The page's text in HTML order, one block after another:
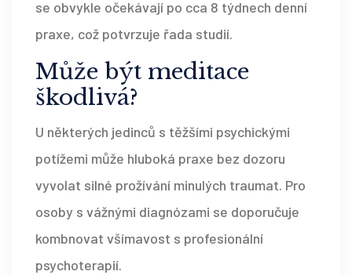
se obvykle očekávají po cca 8 týdnech denní
praxe, což potvrzuje řada studií.
Může být meditace
škodlivá?
U některých jedinců s těžšími psychickými
potížemi může hluboká praxe bez dozoru
vyvolat silné prožívání minulých traumat. Pro
osoby s vážnými diagnózami se doporučuje
kombnovat všímavost s profesionální
psychoterapií.